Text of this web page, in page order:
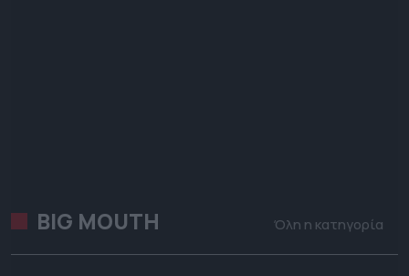
BIG MOUTH Όλη η κατηγορία